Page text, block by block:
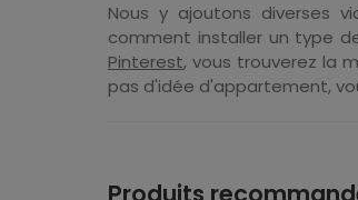
Nous y ajoutons diverses
comment installer un type
Pinterest, vous trouverez la
pas d'idée d'appartement,